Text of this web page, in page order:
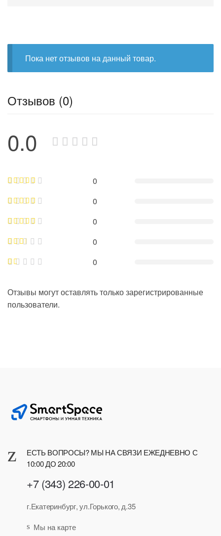
Пока нет отзывов на данный товар.
Отзывов (0)
0.0
0
0
0
0
0
Отзывы могут оставлять только зарегистрированные
пользователи.
ЕСТЬ ВОПРОСЫ? МЫ НА СВЯЗИ ЕЖЕДНЕВНО С
10:00 ДО 20:00
+7 (343) 226-00-01
г.Екатеринбург, ул.Горького, д.35
Мы на карте